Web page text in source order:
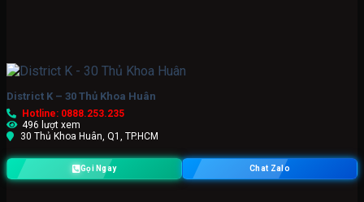
District K – 30 Thủ Khoa Huân
Hotline: 0888.253.235
496 lượt xem
30 Thủ Khoa Huân, Q1, TP.HCM
Gọi Ngay Chat Zalo